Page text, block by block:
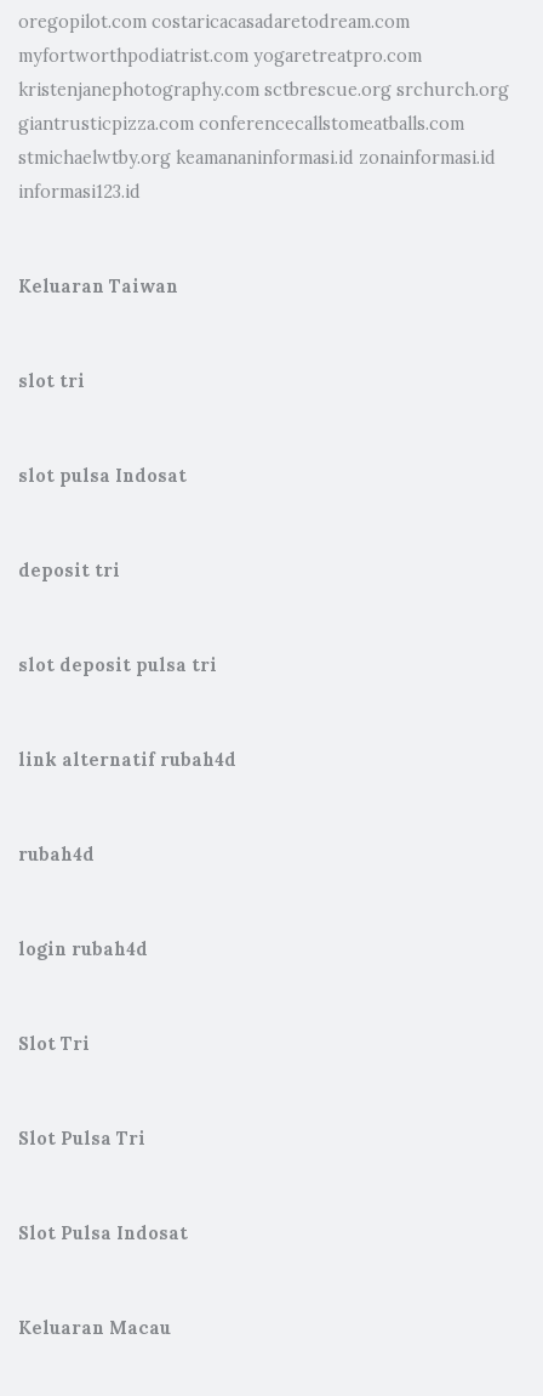
oregopilot.com costaricacasadaretodream.com
myfortworthpodiatrist.com yogaretreatpro.com
kristenjanephotography.com sctbrescue.org srchurch.org
giantrusticpizza.com conferencecallstomeatballs.com
stmichaelwtby.org keamananinformasi.id zonainformasi.id
informasi123.id
Keluaran Taiwan
slot tri
slot pulsa Indosat
deposit tri
slot deposit pulsa tri
link alternatif rubah4d
rubah4d
login rubah4d
Slot Tri
Slot Pulsa Tri
Slot Pulsa Indosat
Keluaran Macau